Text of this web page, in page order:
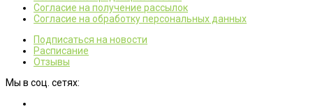
Согласие на получение рассылок
Согласие на обработку персональных данных
Подписаться на новости
Расписание
Отзывы
Мы в соц. сетях: